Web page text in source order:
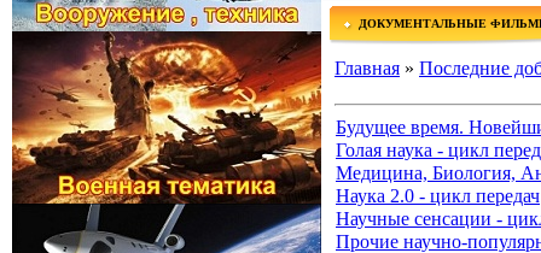
ДОКУМЕНТАЛЬНЫЕ
Главная » Последние
Будущее время.
Голая наука - цикл
Медицина, Биология,
Наука 2.0 - цикл передач
Научные сенсации -
Прочие научно-